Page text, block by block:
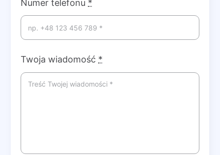
Numer telefonu *
Twoja wiadomość *